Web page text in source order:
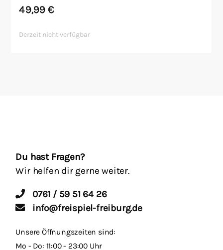
49,99€
Derzeit nicht verfügbar
Du hast Fragen?
Wir helfen dir gerne weiter.
0761 / 59 51 64 26
info@freispiel-freiburg.de
Unsere Öffnungszeiten sind:
Mo - Do: 11:00 - 23:00 Uhr